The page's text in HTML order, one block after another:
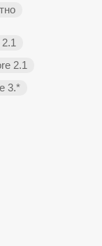
2.1
3.*